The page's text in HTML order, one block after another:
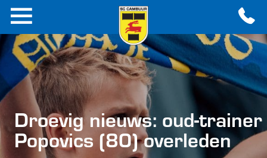
Droevig nieuws: oud-trainer
Popovics (80) overleden